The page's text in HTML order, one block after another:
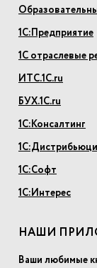
1С:Предприятие
1С отраслевые
ИТС.1С.ru
БУХ.1С.ru
1С:Консалтинг
1С:Софт
1С:Интерес
НАШИ
Ваши любимые